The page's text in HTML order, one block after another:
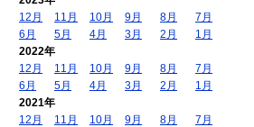
12月
11月 10月 9月 8月
7月
6月
5月 4月 3月 2月
1月
2022年
12月
11月 10月 9月 8月
7月
6月
5月 4月 3月 2月
1月
2021年
12月
11月 10月 9月 8月
7月